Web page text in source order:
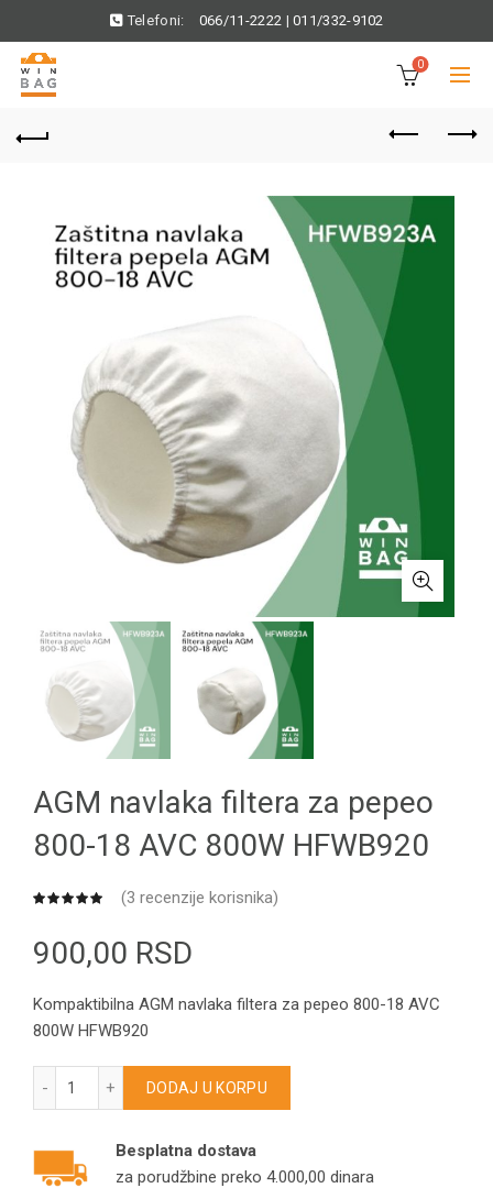
Telefoni: 066/11-2222 |011/332-9102
0
AGM navlaka filtera za pepeo
800-18 AVC 800W HFWB920
(3 recenzije korisnika)
900,00 RSD
Kompaktibilna AGM navlaka filtera za pepeo 800-18 AVC
800W HFWB920
AGM navlaka filtera za pepeo 800-18 AVC 800W HFWB920
DODAJ U KORPU
Besplatna dostava
za porudžbine preko 4.000,00 dinara